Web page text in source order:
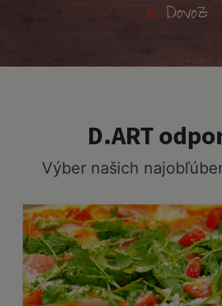
3. Dovoz
D.ART
Výber našich